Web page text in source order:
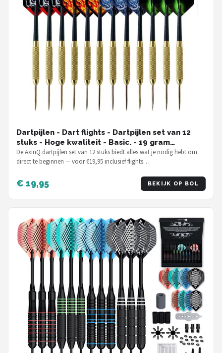
Dartpijlen - Dart flights - Dartpijlen set van 12
stuks - Hoge kwaliteit - Basic. - 19 gram
dartpijlen
De AxinQ dartpijlen set van 12 stuks biedt alles wat je nodig hebt om
direct te beginnen — voor €19,95 inclusief flights…
€ 19,95 BEKIJK OP BOL